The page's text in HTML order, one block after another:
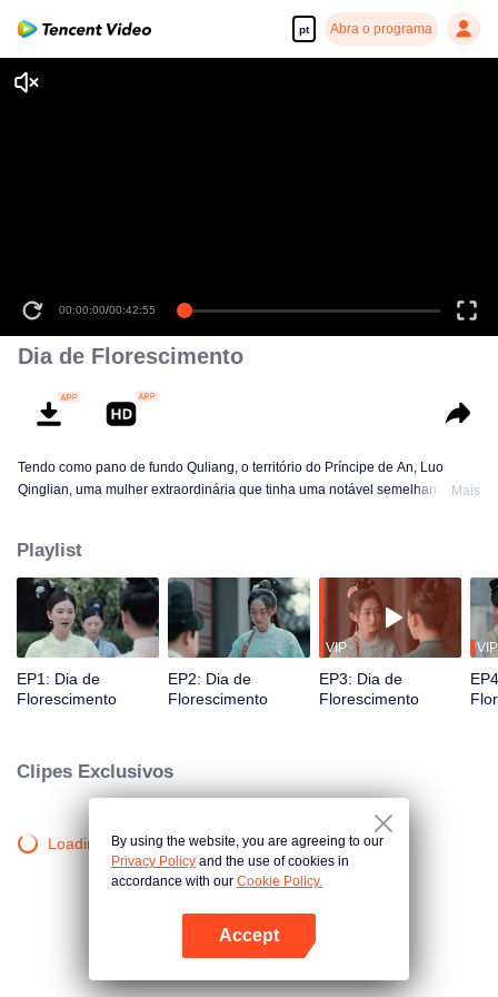
pt Abra o programa
Abra o programa
00:00:00/00:42:55
Dia de Florescimento
Tendo como pano de fundo Quliang, o território do Príncipe de An, Luo
Qinglian, uma mulher extraordinária que tinha uma notável semelhança com
Inicialmente, Qinglian tentou escapar, mas ao vivenciar uma série de
acontecimentos com Lianxin, ficou comovida com sua compaixão pelo povo.
Como resultado, ela estava determinada a ficar ao seu lado e ajudá-lo a
realizar suas ambições.
Mais
Playlist
EP1: Dia de
Florescimento
EP2: Dia de
Florescimento
VIP
EP3: Dia de
Florescimento
VIP
Clipes Exclusivos
Loading…By using the website, you are agreeing to our
Privacy Policy and the use of cookies in
accordance with our Cookie Policy.
Accept